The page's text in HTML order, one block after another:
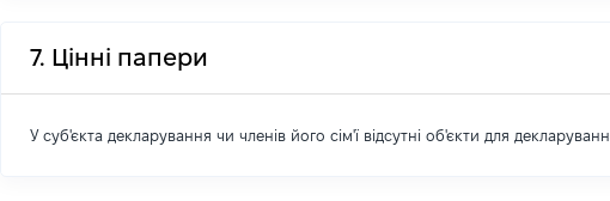
7. Цінні папери
У суб'єкта декларування чи членів його сім'ї відсутні об'єкти для